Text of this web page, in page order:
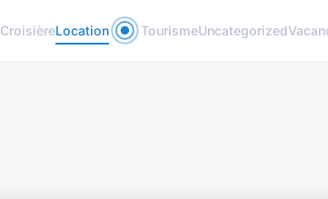
CroisièreLocation TourismeUncategorized